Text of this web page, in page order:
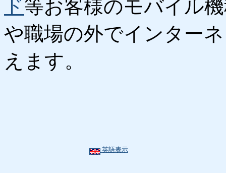
ド等お客様のモバイル
や職場の外でインター
えます。
英語表示